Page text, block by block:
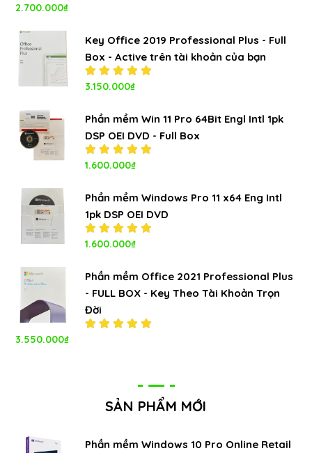
sao
2.700.000₫
Key Office 2019 Professional Plus - Full
Box - Active trên tài khoản của bạn
Được xếp
sao
3.150.000₫
Phần mềm Win 11 Pro 64Bit Engl Intl 1pk
DSP OEI DVD - Full Box
Được xếp
sao
1.600.000₫
Phần mềm Windows Pro 11 x64 Eng Intl
1pk DSP OEI DVD
Được xếp
sao
1.600.000₫
Phần mềm Office 2021 Professional Plus
- FULL BOX - Key Theo Tài Khoản Trọn
Đời
3.550.000₫
SẢN PHẨM MỚI
Phần mềm Windows 10 Pro Online Retail